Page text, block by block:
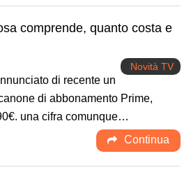
comprende, quanto costa e
Novità TV
di recente un
di abbonamento Prime,
una cifra comunque…
Continua